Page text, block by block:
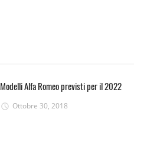
Modelli Alfa Romeo previsti per il 2022
Ottobre 30, 2018